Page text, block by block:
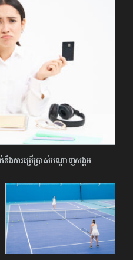
ងការប្រើប្រាស់បណ្តាញសង្គម